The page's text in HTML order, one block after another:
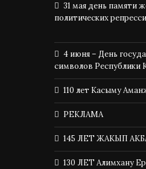
31 мая день памяти
политических
4 июня – День
символов Республики
110 лет Касыму
РЕКЛАМА
145 ЛЕТ ЖАКЫП
130 ЛЕТ Алимхану